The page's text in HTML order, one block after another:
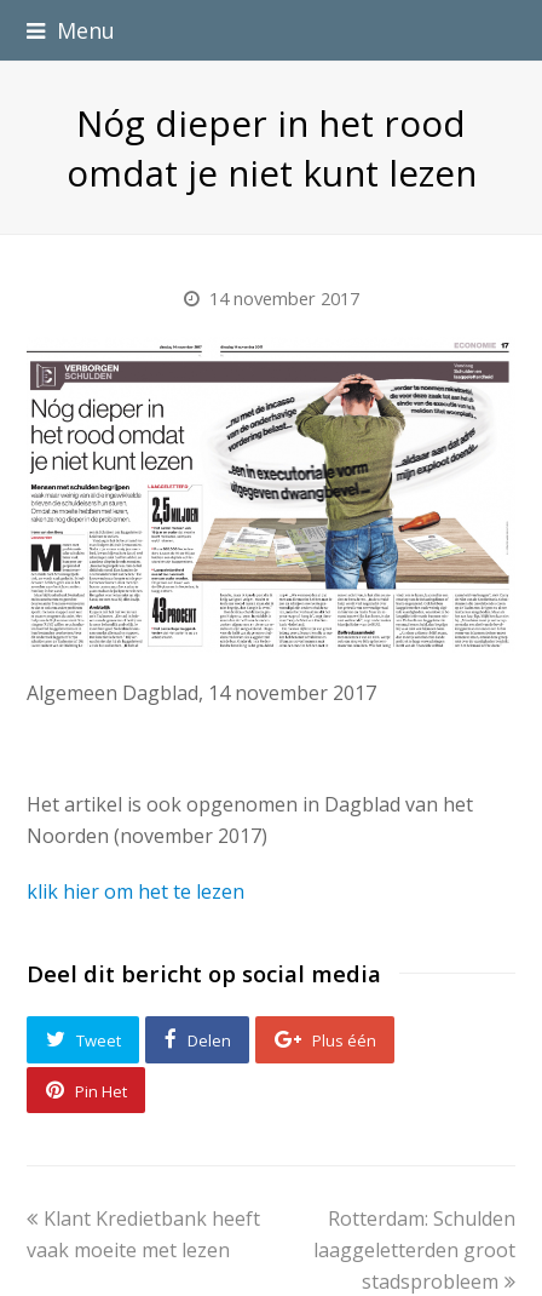
Menu
Nóg dieper in het rood
omdat je niet kunt lezen
14 november 2017
Algemeen Dagblad, 14 november 2017
Het artikel is ook opgenomen in Dagblad van het
Noorden (november 2017)
klik hier om het te lezen
Deel dit bericht op social media
Tweet Delen Plus één
Pin Het
Klant Kredietbank heeft
vaak moeite met lezen
Rotterdam: Schulden
laaggeletterden groot
stadsprobleem